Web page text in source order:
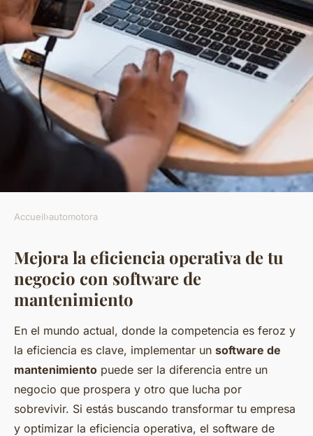
Mejora la eficiencia operativa
de tu negocio con software de
mantenimiento
Mathéo•24 diciembre 2024•8 min de lecture
Accueil›automotora
Mejora la eficiencia operativa de tu
negocio con software de
mantenimiento
En el mundo actual, donde la competencia es feroz y
la eficiencia es clave, implementar un software de
mantenimiento puede ser la diferencia entre un
negocio que prospera y otro que lucha por
sobrevivir. Si estás buscando transformar tu empresa
y optimizar la eficiencia operativa, el software de